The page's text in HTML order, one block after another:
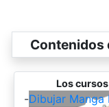
Contenidos
Los
-Dibujar Manga